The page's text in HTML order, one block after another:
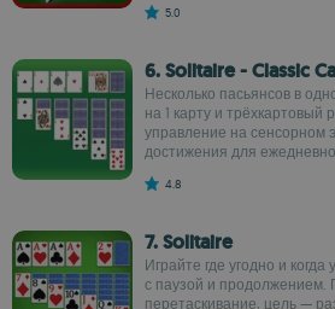
5.0
6. Solitaire - Classic
Несколько пасьянсов в
на 1 карту и трёхкартовый
управление на сенсорном
достижения для
4.8
7. Solitaire
Играйте где угодно и
с паузой и продолжением.
перетаскивание, цель —